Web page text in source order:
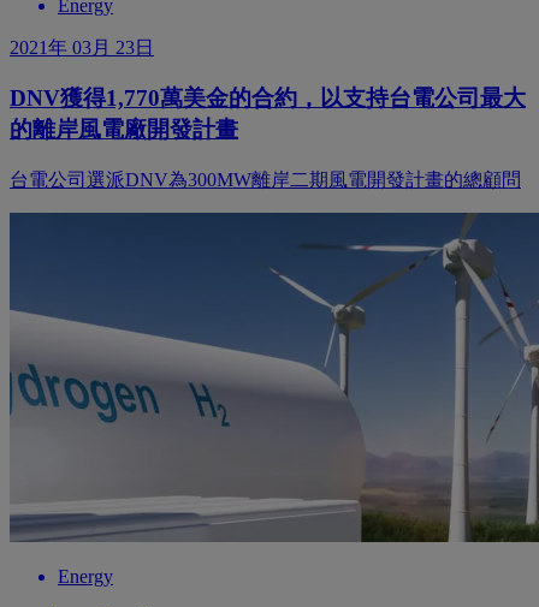
Energy
2021年 03月 23日
DNV獲得1,770萬美金的合約，以支持台電公司最大
的離岸風電廠開發計畫
台電公司選派DNV為300MW離岸二期風電開發計畫的總顧問
Energy